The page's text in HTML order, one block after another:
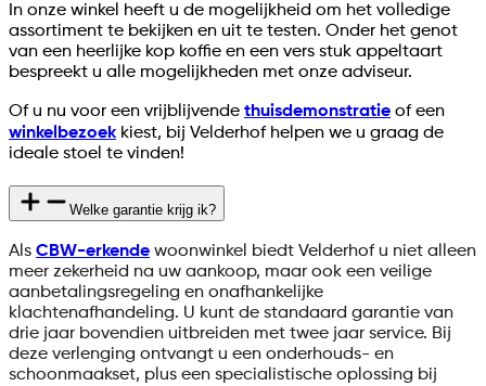
In onze winkel heeft u de mogelijkheid om het volledige
assortiment te bekijken en uit te testen. Onder het genot
van een heerlijke kop koffie en een vers stuk appeltaart
bespreekt u alle mogelijkheden met onze adviseur.
Of u nu voor een vrijblijvende thuisdemonstratie of een
winkelbezoek kiest, bij Velderhof helpen we u graag de
ideale stoel te vinden!
Welke garantie krijg ik?
Als CBW-erkende woonwinkel biedt Velderhof u niet alleen
meer zekerheid na uw aankoop, maar ook een veilige
aanbetalingsregeling en onafhankelijke
klachtenafhandeling. U kunt de standaard garantie van
drie jaar bovendien uitbreiden met twee jaar service. Bij
deze verlenging ontvangt u een onderhouds- en
schoonmaakset, plus een specialistische oplossing bij